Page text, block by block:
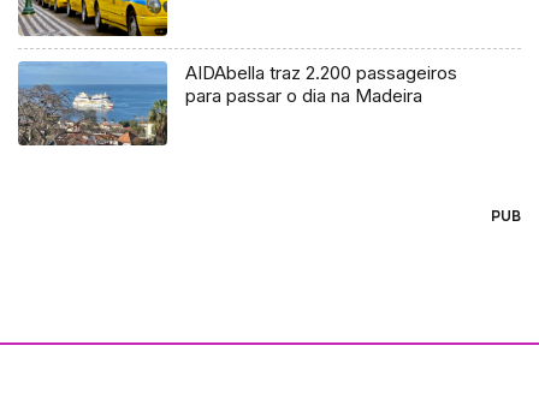
AIDAbella traz 2.200 passageiros
para passar o dia na Madeira
PUB